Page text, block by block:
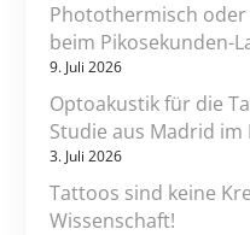
Photothermisch
beim Pikosekunden-
9. Juli 2026
Optoakustik für die
Studie aus Madrid im
3. Juli 2026
Tattoos sind keine
Wissenschaft!